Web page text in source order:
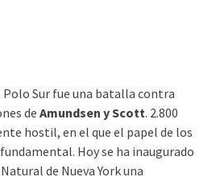
Sur fue una batalla contra
de Amundsen y Scott. 2.800
hostil, en el que el papel de los
Hoy se ha inaugurado
de Nueva York una